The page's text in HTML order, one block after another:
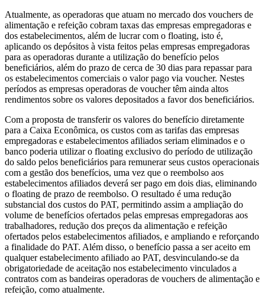
Atualmente, as operadoras que atuam no mercado dos vouchers de
alimentação e refeição cobram taxas das empresas empregadoras e
dos estabelecimentos, além de lucrar com o floating, isto é,
aplicando os depósitos à vista feitos pelas empresas empregadoras
para as operadoras durante a utilização do benefício pelos
beneficiários, além do prazo de cerca de 30 dias para repassar para
os estabelecimentos comerciais o valor pago via voucher. Nestes
períodos as empresas operadoras de voucher têm ainda altos
rendimentos sobre os valores depositados a favor dos beneficiários.
Com a proposta de transferir os valores do benefício diretamente
para a Caixa Econômica, os custos com as tarifas das empresas
empregadoras e estabelecimentos afiliados seriam eliminados e o
banco poderia utilizar o floating exclusivo do período de utilização
do saldo pelos beneficiários para remunerar seus custos operacionais
com a gestão dos benefícios, uma vez que o reembolso aos
estabelecimentos afiliados deverá ser pago em dois dias, eliminando
o floating de prazo de reembolso. O resultado é uma redução
substancial dos custos do PAT, permitindo assim a ampliação do
volume de benefícios ofertados pelas empresas empregadoras aos
trabalhadores, redução dos preços da alimentação e refeição
ofertados pelos estabelecimentos afiliados, e ampliando e reforçando
a finalidade do PAT. Além disso, o benefício passa a ser aceito em
qualquer estabelecimento afiliado ao PAT, desvinculando-se da
obrigatoriedade de aceitação nos estabelecimento vinculados a
contratos com as bandeiras operadoras de vouchers de alimentação e
refeição, como atualmente.